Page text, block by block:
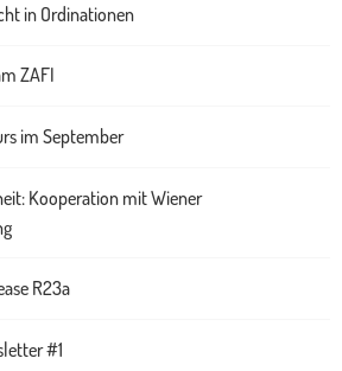
in Ordinationen
ZAFI
im September
Kooperation mit Wiener
R23a
#1